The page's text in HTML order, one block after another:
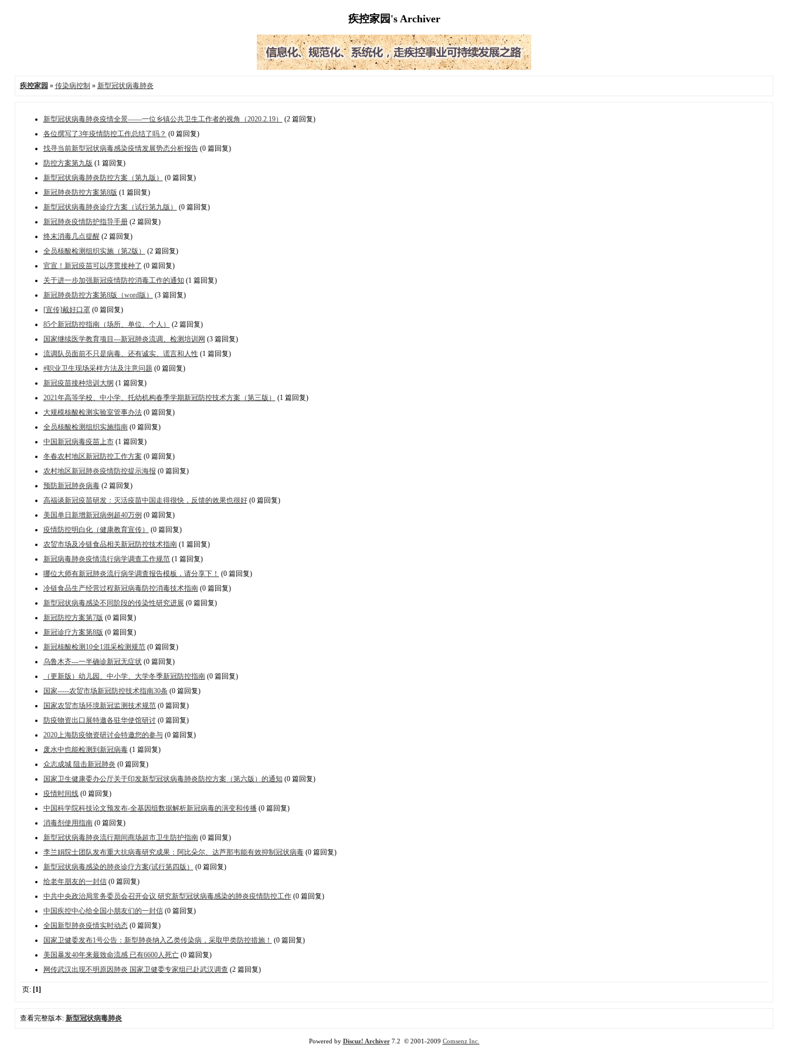
疾控家园's Archiver
疾控家园 » 传染病控制 » 新型冠状病毒肺炎
新型冠状病毒肺炎疫情全景——一位乡镇公共卫生工作者的视角（2020.2.19）
(2 篇回复)
各位撰写了3年疫情防控工作总结了吗？ (0 篇回复)
找寻当前新型冠状病毒感染疫情发展势态分析报告(0 篇回复)
防控方案第九版 (1 篇回复)
新型冠状病毒肺炎防控方案（第九版）
(0 篇回复)
新冠肺炎防控方案第8版 (1 篇回复)
新型冠状病毒肺炎诊疗方案（试行第九版）
(0 篇回复)
新冠肺炎疫情防护指导手册(2 篇回复)
终末消毒几点提醒 (2 篇回复)
全员核酸检测组织实施（第2版）
(2 篇回复)
官宣！新冠疫苗可以序贯接种了 (0 篇回复)
关于进一步加强新冠疫情防控消毒工作的通知 (1 篇回复)
新冠肺炎防控方案第8版（word版）
(3 篇回复)
[宣传]戴好口罩(0 篇回复)
85个新冠防控指南（场所、单位、个人）
(2 篇回复)
国家继续医学教育项目---新冠肺炎流调、检测培训网 (3 篇回复)
流调队员面前不只是病毒、还有诚实、谎言和人性 (1 篇回复)
#职业卫生现场采样方法及注意问题 (0 篇回复)
新冠疫苗接种培训大纲 (1 篇回复)
2021年高等学校、中小学、托幼机构春季学期新冠防控技术方案（第三版）
(1 篇回复)
大规模核酸检测实验室管事办法(0 篇回复)
全员核酸检测组织实施指南(0 篇回复)
中国新冠病毒疫苗上市(1 篇回复)
冬春农村地区新冠防控工作方案 (0 篇回复)
农村地区新冠肺炎疫情防控提示海报 (0 篇回复)
预防新冠肺炎病毒(2 篇回复)
高福谈新冠疫苗研发：灭活疫苗中国走得很快，反馈的效果也很好(0 篇回复)
美国单日新增新冠病例超40万例 (0 篇回复)
疫情防控明白化（健康教育宣传）
(0 篇回复)
农贸市场及冷链食品相关新冠防控技术指南(1 篇回复)
新冠病毒肺炎疫情流行病学调查工作规范(1 篇回复)
哪位大师有新冠肺炎流行病学调查报告模板，请分享下！ (0 篇回复)
冷链食品生产经营过程新冠病毒防控消毒技术指南(0 篇回复)
新型冠状病毒感染不同阶段的传染性研究进展 (0 篇回复)
新冠防控方案第7版 (0 篇回复)
新冠诊疗方案第8版 (0 篇回复)
新冠核酸检测10全1混采检测规范(0 篇回复)
乌鲁木齐---一半确诊新冠无症状(0 篇回复)
（更新版）幼儿园、中小学、大学冬季新冠防控指南(0 篇回复)
国家-----农贸市场新冠防控技术指南30条 (0 篇回复)
国家农贸市场环境新冠监测技术规范(0 篇回复)
防疫物资出口展特邀各驻华使馆研讨(0 篇回复)
2020上海防疫物资研讨会特邀您的参与(0 篇回复)
废水中也能检测到新冠病毒(1 篇回复)
众志成城 阻击新冠肺炎 (0 篇回复)
国家卫生健康委办公厅关于印发新型冠状病毒肺炎防控方案（第六版）的通知 (0 篇回复)
疫情时间线(0 篇回复)
中国科学院科技论文预发布-全基因组数据解析新冠病毒的演变和传播(0 篇回复)
消毒剂使用指南(0 篇回复)
新型冠状病毒肺炎流行期间商场超市卫生防护指南(0 篇回复)
李兰娟院士团队发布重大抗病毒研究成果：阿比朵尔、达芦那韦能有效抑制冠状病毒(0 篇回复)
新型冠状病毒感染的肺炎诊疗方案(试行第四版）
(0 篇回复)
给老年朋友的一封信(0 篇回复)
中共中央政治局常务委员会召开会议 研究新型冠状病毒感染的肺炎疫情防控工作(0 篇回复)
中国疾控中心给全国小朋友们的一封信(0 篇回复)
全国新型肺炎疫情实时动态(0 篇回复)
国家卫健委发布1号公告：新型肺炎纳入乙类传染病，采取甲类防控措施！ (0 篇回复)
美国暴发40年来最致命流感 已有6600人死亡(0 篇回复)
网传武汉出现不明原因肺炎 国家卫健委专家组已赴武汉调查 (2 篇回复)
页: [1]
查看完整版本: 新型冠状病毒肺炎
Powered by Discuz! Archiver7.2 © 2001-2009 Comsenz Inc.